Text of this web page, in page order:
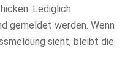
Lediglich
gemeldet werden. Wenn
sieht, bleibt die